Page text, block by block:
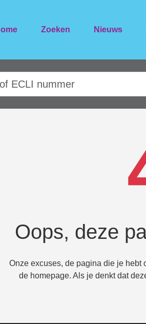
Zoeken Nieuws
Oops, deze
Onze excuses, de pagina die je hebt
de homepage. Als je denkt dat